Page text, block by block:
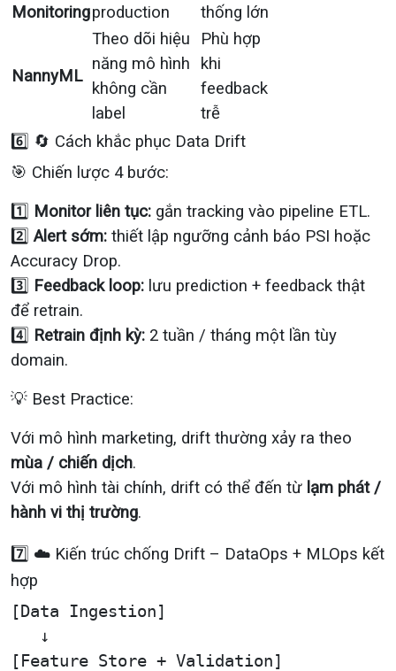
Monitoringproduction thống lớn
NannyML
Theo dõi hiệu
năng mô hình
không cần
label
Phù hợp
khi
feedback
trễ
6️⃣ 🔄 Cách khắc phục Data Drift
🎯 Chiến lược 4 bước:
1️⃣ Monitor liên tục: gắn tracking vào pipeline ETL.
2️⃣Alert sớm: thiết lập ngưỡng cảnh báo PSI hoặc
Accuracy Drop.
3️⃣ Feedback loop: lưu prediction + feedback thật
để retrain.
4️⃣ Retrain định kỳ: 2 tuần / tháng một lần tùy
domain.
💡 Best Practice:
Với mô hình marketing, drift thường xảy ra theo
mùa / chiến dịch.
Với mô hình tài chính, drift có thể đến từ lạm phát /
hành vi thị trường.
7️⃣ ☁️ Kiến trúc chống Drift – DataOps + MLOps kết
hợp
[Data Ingestion]
   ↓
[Feature Store + Validation]